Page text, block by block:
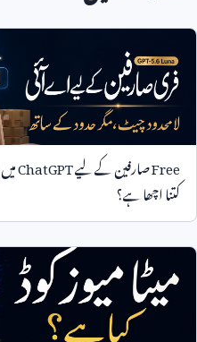
Freeصارفین کے لیےChatGPTمیں
کتنا اچھا ہے؟